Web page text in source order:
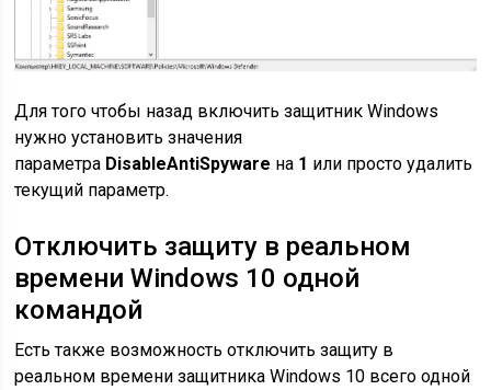
Для того чтобы назад включить защитник Windows
нужно установить значения
параметра DisableAntiSpyware на 1 или просто удалить
текущий параметр.
Отключить защиту в реальном
времени Windows 10 одной
командой
Есть также возможность отключить защиту в
реальном времени защитника Windows 10 всего одной